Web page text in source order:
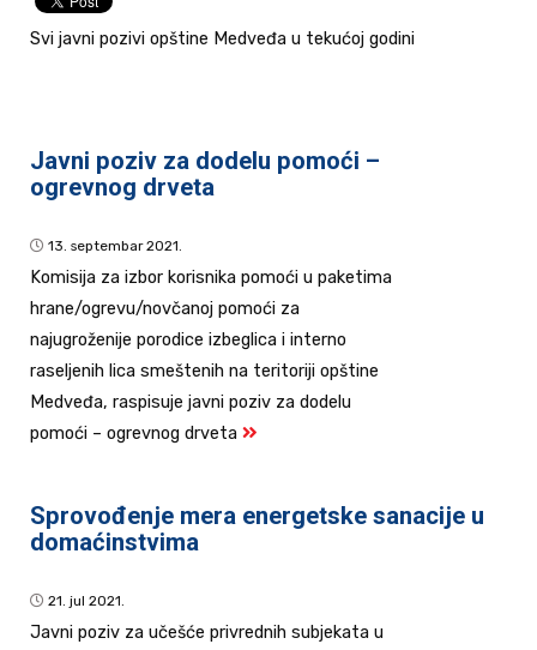
Svi javni pozivi opštine Medveđa u tekućoj godini
Javni poziv za dodelu pomoći –
ogrevnog drveta
13. septembar 2021.
Komisija za izbor korisnika pomoći u paketima
hrane/ogrevu/novčanoj pomoći za
najugroženije porodice izbeglica i interno
raseljenih lica smeštenih na teritoriji opštine
Medveđa, raspisuje javni poziv za dodelu
pomoći – ogrevnog drveta
Sprovođenje mera energetske sanacije u
domaćinstvima
21. jul 2021.
Javni poziv za učešće privrednih subjekata u